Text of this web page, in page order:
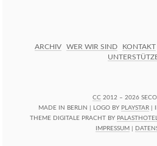
ARCHIV WER WIR SIND KONTAKT
CC 2012 – 2026
MADE IN BERLIN | LOGO BY PLAYSTAR|
THEME DIGITALE PRACHT BY
IMPRESSUM